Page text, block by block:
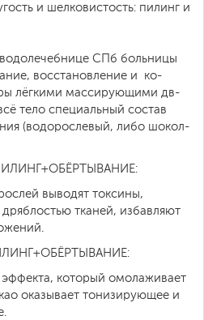
и шелковистость: пилинг и
СПб больницы
восстановление и ​ ко­
лёг­кими массирующими дв­
тело специальн­ый состав
(водо­рослевый, либо шокол­
выводят токсины,
тканей, избавляют
который омолаживает
оказывает тонизирующее и